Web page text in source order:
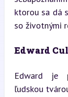
ktorou sa dá
so životnými
Edward
Edward je
ľudskou